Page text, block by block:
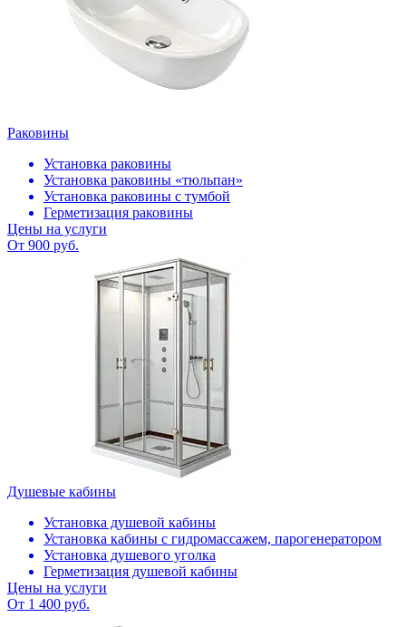
Раковины
Установка раковины
Установка раковины «тюльпан»
Установка раковины с тумбой
Герметизация раковины
Цены на услуги
От 900 руб.
Душевые кабины
Установка душевой кабины
Установка кабины с гидромассажем, парогенератором
Установка душевого уголка
Герметизация душевой кабины
Цены на услуги
От 1 400 руб.